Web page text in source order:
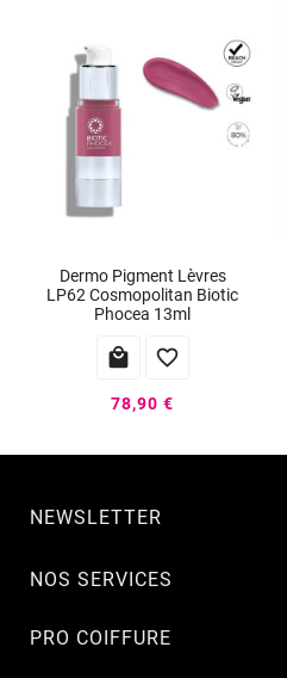
Dermo Pigment Lèvres
LP62 Cosmopolitan Biotic
Phocea 13ml
 
78,90 €
NEWSLETTER
NOS SERVICES
PRO COIFFURE